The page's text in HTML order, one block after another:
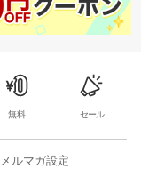
無料 セール
メルマガ設定